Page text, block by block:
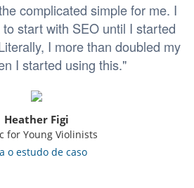
complicated simple for me. I
start with SEO until I started
I more than doubled my
I started using this."
Heather Figi
for Young Violinists
o estudo de caso